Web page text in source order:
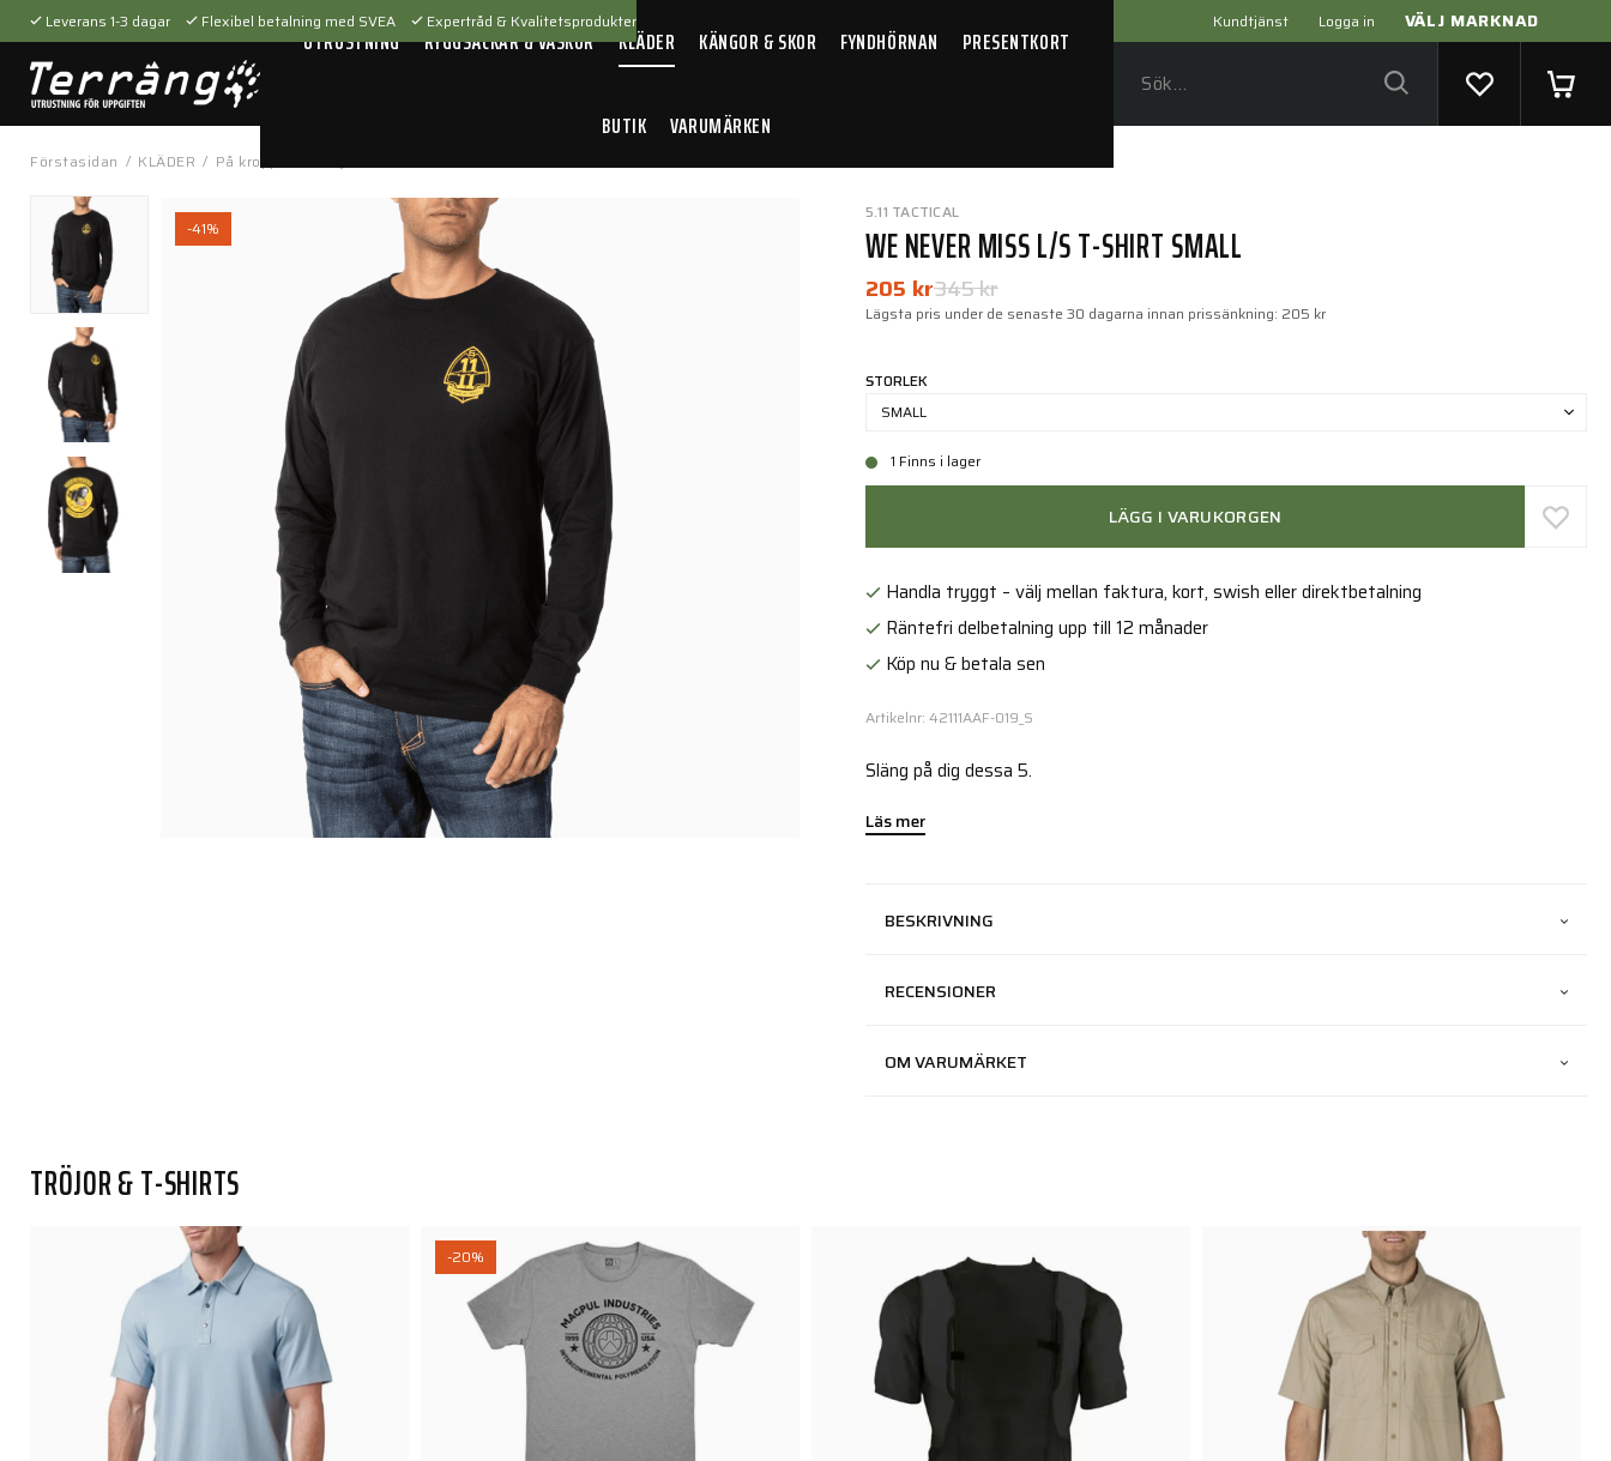
Kundtjänst Logga in VÄLJ MARKNAD
Leverans 1-3 dagar Flexibel betalning med SVEA Expertråd & Kvalitetsprodukter
UTRUSTNING RYGGSÄCKAR & VÄSKOR KLÄDER KÄNGOR & SKOR FYNDHÖRNAN PRESENTKORT
BUTIK VARUMÄRKEN
Förstasidan / KLÄDER / På kroppen
-41%
5.11 TACTICAL
WE NEVER MISS L/S T-SHIRT SMALL
345 kr
205 kr
Lägsta pris under de senaste 30 dagarna innan prissänkning: 205 kr
STORLEK
SMALL
1 Finns i lager
LÄGG I VARUKORGEN
Handla tryggt – välj mellan faktura, kort, swish eller direktbetalning
Räntefri delbetalning upp till 12 månader
Köp nu & betala sen
Artikelnr: 42111AAF-019_S
Släng på dig dessa 5.
Läs mer
BESKRIVNING
RECENSIONER
OM VARUMÄRKET
TRÖJOR & T-SHIRTS
-20%